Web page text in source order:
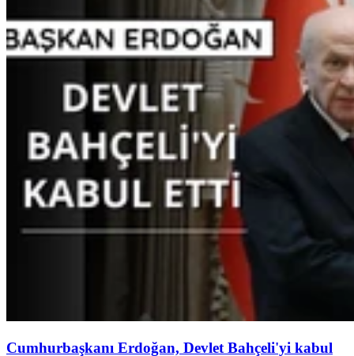
Cumhurbaşkanı Erdoğan, Devlet Bahçeli'yi kabul